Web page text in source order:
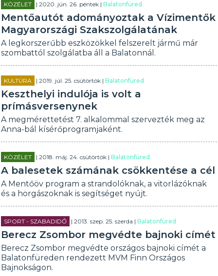
KÖZÉLET | 2020. jún. 26. péntek |Balatonfüred
Mentőautót adományoztak a Vízimentők
Magyarországi Szakszolgálatának
A legkorszerűbb eszközökkel felszerelt jármű már
szombattól szolgálatba áll a Balatonnál.
KULTÚRA | 2019. júl. 25. csütörtök |Balatonfüred
Keszthelyi indulója is volt a
prímásversenynek
A megmérettetést 7. alkalommal szervezték meg az
Anna-bál kísérőprogramjaként.
KÖZÉLET | 2018. máj. 24. csütörtök |Balatonfüred
A balesetek számának csökkentése a cél
A Mentőöv program a strandolóknak, a vitorlázóknak
és a horgászoknak is segítséget nyújt.
SPORT - SZABADIDŐ | 2013. szep. 25. szerda |Balatonfüred
Berecz Zsombor megvédte bajnoki címét
Berecz Zsombor megvédte országos bajnoki címét a
Balatonfüreden rendezett MVM Finn Országos
Bajnokságon.